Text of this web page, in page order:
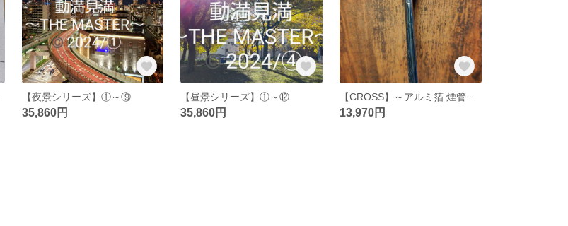
【夜景シリーズ】①～⑲
35,860円
【昼景シリーズ】①～⑫
35,860円 13,970円